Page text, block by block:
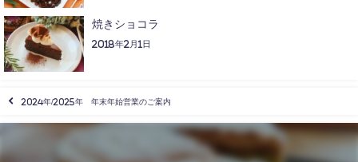
焼きショコラ
2018年2月1日
2024年/2025年 年末年始営業のご案内